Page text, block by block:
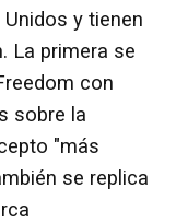
y tienen
La primera se
con
sobre la
"más
se replica